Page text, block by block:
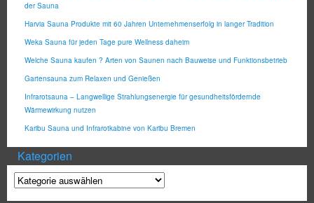
der Sauna
Harvia Sauna Produkte mit 60 Jahren Unternehmenserfolg in langer Tradition
Weka Sauna für jeden Tage pure Wellness daheim
Welche Sauna kaufen ? Arten von Saunen nach Bauweise und Funktionsbetrieb
Gartensauna zum Relaxen und Genießen
Infrarotsauna – Langwellige Strahlungsenergie für gesundheitsfördernde
Wärmewirkung nutzen
Karibu Sauna und Infrarotkabine von Karibu Bremen
Kategorien